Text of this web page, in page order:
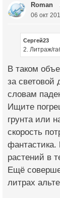
Roman
06 окт
Сергей23
2. Литраж/
В таком
за световой
словам
Ищите
грунта или
скорость
фантастика.
растений в
Ещё
литрах